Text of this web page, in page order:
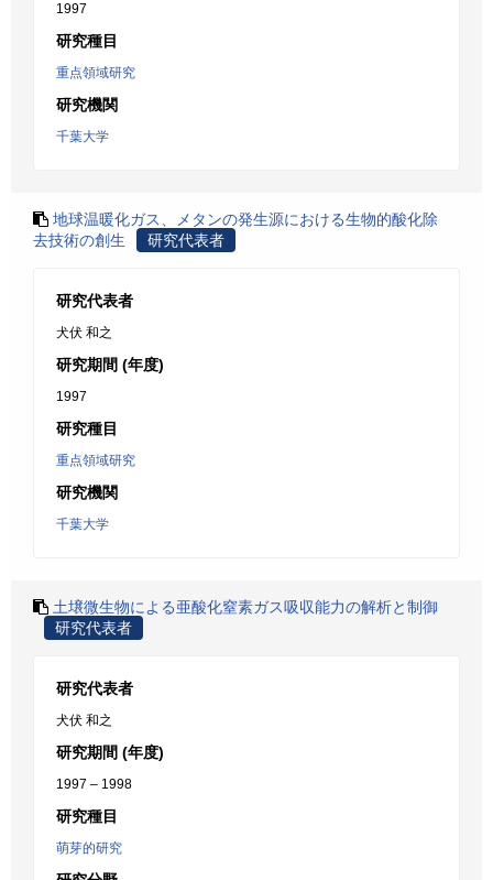
1997
研究種目
重点領域研究
研究機関
千葉大学
地球温暖化ガス、メタンの発生源における生物的酸化除
去技術の創生
研究代表者
研究代表者
犬伏 和之
研究期間 (年度)
1997
研究種目
重点領域研究
研究機関
千葉大学
土壌微生物による亜酸化窒素ガス吸収能力の解析と制御
研究代表者
研究代表者
犬伏 和之
研究期間 (年度)
1997 – 1998
研究種目
萌芽的研究